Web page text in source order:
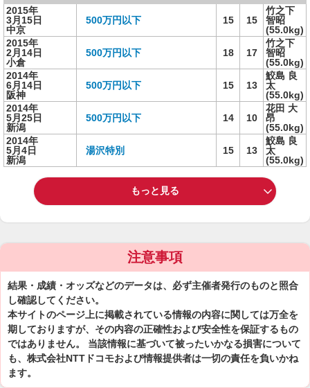
2015年
3月15日
中京
500万円以下 15 15
竹之下
智昭
(55.0kg)
2015年
2月14日
小倉
500万円以下 18 17
竹之下
智昭
(55.0kg)
2014年
6月14日
阪神
500万円以下 15 13
鮫島 良
太
(55.0kg)
2014年
5月25日
新潟
500万円以下 14 10
花田 大
昂
(55.0kg)
2014年
5月4日
新潟
湯沢特別 15 13
鮫島 良
太
(55.0kg)
もっと見る
注意事項
結果・成績・オッズなどのデータは、必ず主催者発行のものと照合
し確認してください。
本サイトのページ上に掲載されている情報の内容に関しては万全を
期しておりますが、その内容の正確性および安全性を保証するもの
ではありません。 当該情報に基づいて被ったいかなる損害について
も、株式会社NTTドコモおよび情報提供者は一切の責任を負いかね
ます。